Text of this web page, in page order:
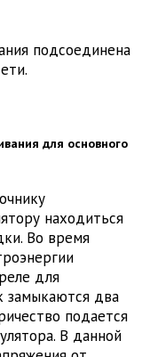
подсоединена
для основного
находиться
Во время
для
замыкаются два
подается
В данной